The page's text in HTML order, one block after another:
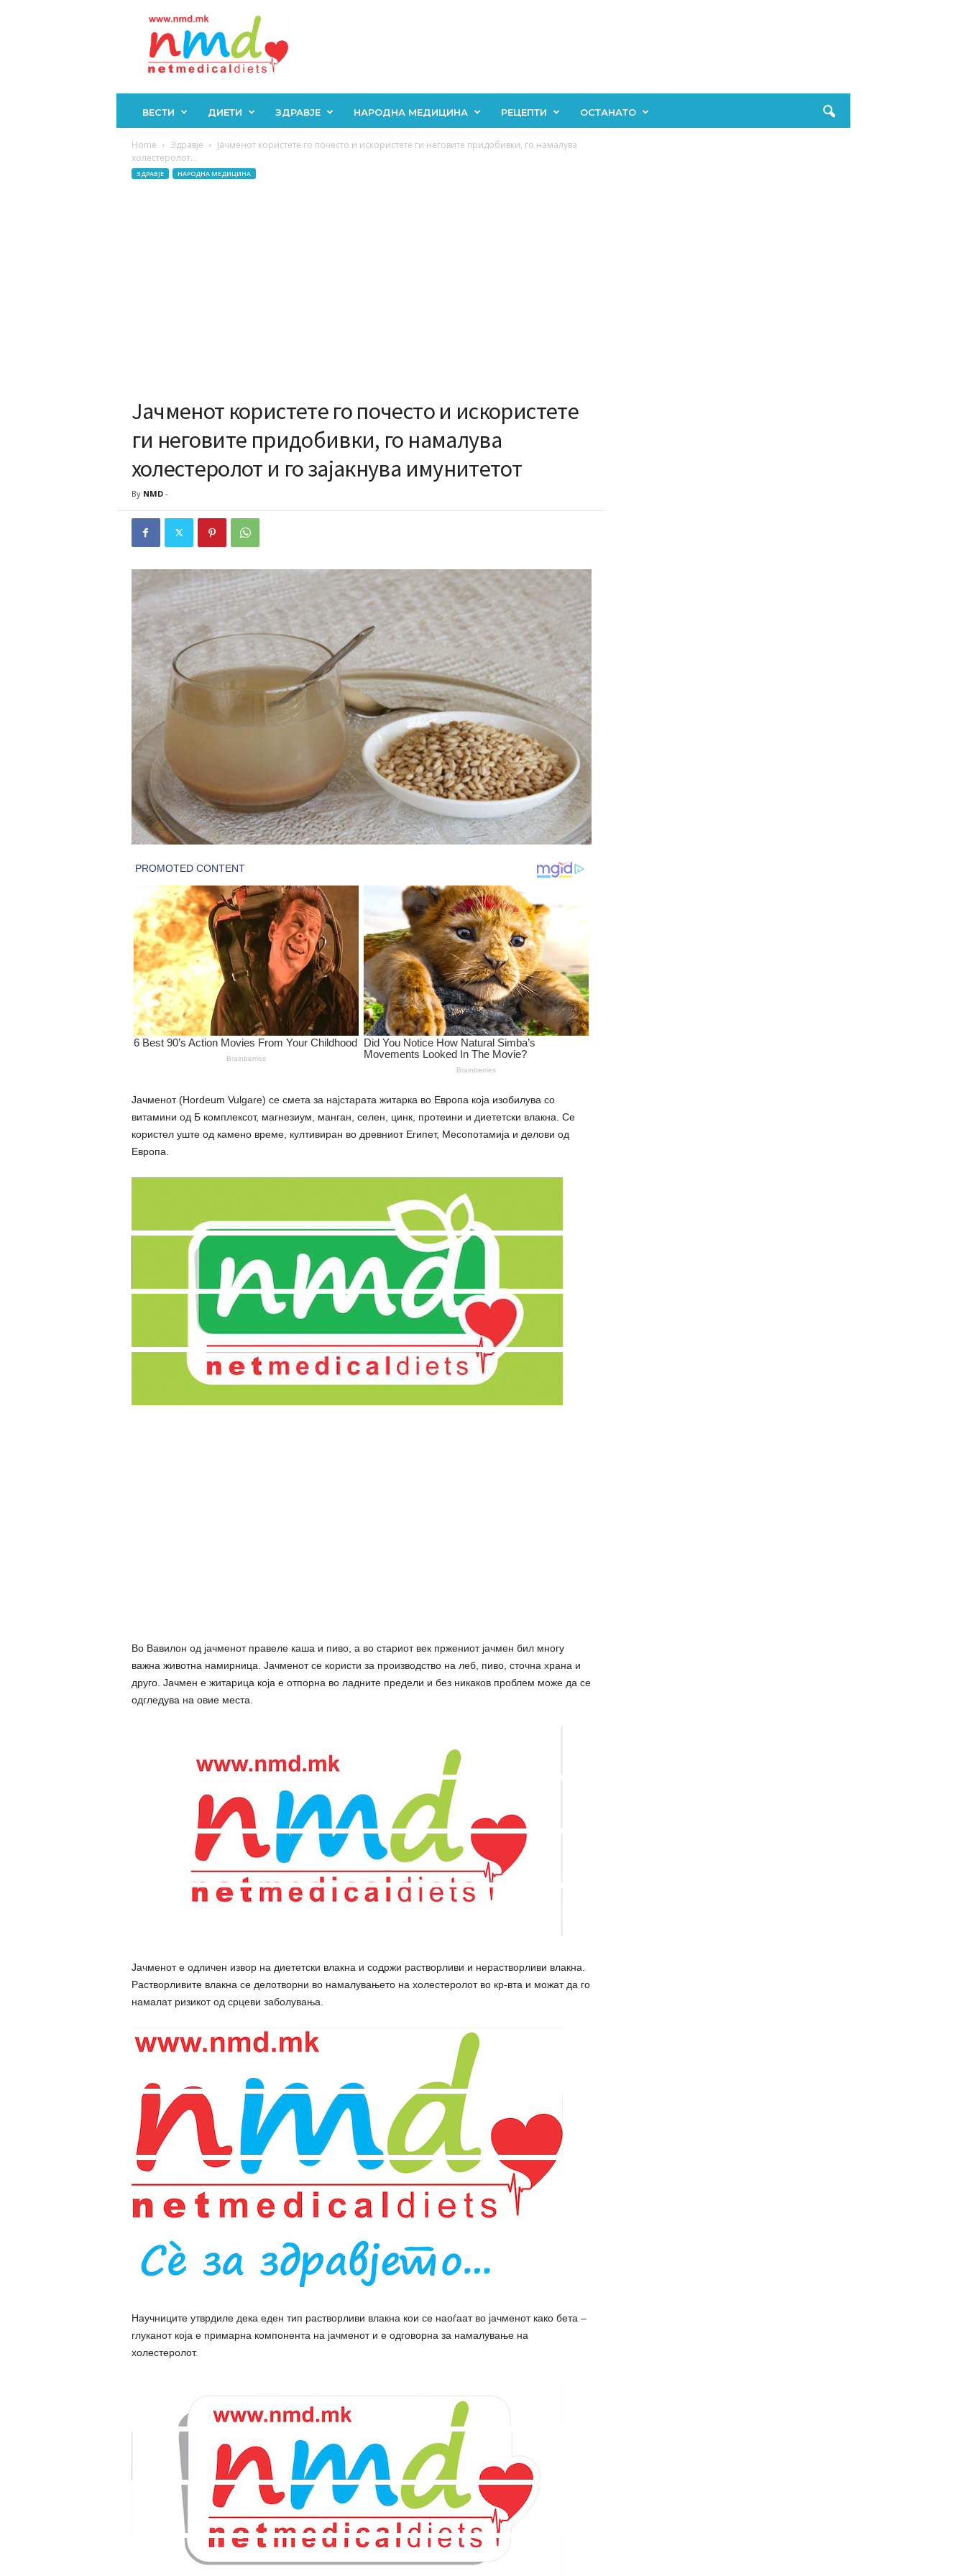
ВЕСТИ ДИЕТИ ЗДРАВЈЕ НАРОДНА МЕДИЦИНА РЕЦЕПТИ ОСТАНАТО
Home Здравје
Јачменот користете го почесто и искористете ги неговите придобивки, го намалува
холестеролот...
ЗДРАВЈЕ НАРОДНА МЕДИЦИНА
Јачменот користете го почесто и искористете
ги неговите придобивки, го намалува
холестеролот и го зајакнува имунитетот
By NMD-
Јачменот (Hordeum Vulgare) се смета за најстарата житарка во Европа која изобилува со
витамини од Б комплексот, магнезиум, манган, селен, цинк, протеини и диететски влакна. Се
користел уште од камено време, култивиран во древниот Египет, Месопотамија и делови од
Европа.
Во Вавилон од јачменот правеле каша и пиво, а во стариот век пржениот јачмен бил многу
важна животна намирница. Јачменот се користи за производство на леб, пиво, сточна храна и
друго. Јачмен е житарица која е отпорна во ладните предели и без никаков проблем може да се
одгледува на овие места.
Јачменот е одличен извор на диететски влакна и содржи растворливи и нерастворливи влакна.
Растворливите влакна се делотворни во намалувањето на холестеролот во кр-вта и можат да го
намалат ризикот од срцеви заболувања.
Научниците утврдиле дека еден тип растворливи влакна кои се наоѓаат во јачменот како бета –
глуканот која е примарна компонента на јачменот и е одговорна за намалување на
холестеролот.